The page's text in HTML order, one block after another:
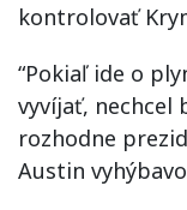
kontrolovať
“Pokiaľ ide o
vyvíjať, nechcel
rozhodne
Austin